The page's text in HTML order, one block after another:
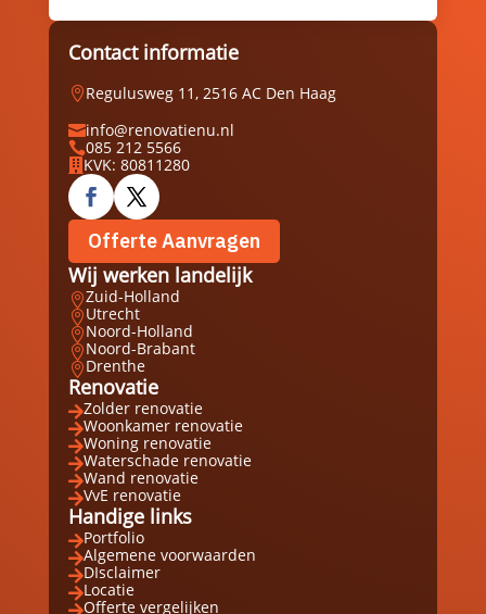
Contact informatie
Regulusweg 11, 2516 AC Den Haag
info@renovatienu.nl
085 212 5566
 KVK: 80811280
Offerte Aanvragen
Wij werken landelijk
Zuid-Holland
Utrecht
Noord-Holland
Noord-Brabant
Drenthe
Renovatie
Zolder renovatie
Woonkamer renovatie
Woning renovatie
Waterschade renovatie
Wand renovatie
VvE renovatie
Handige links
Portfolio
Algemene voorwaarden
DIsclaimer
Locatie
Offerte vergelijken